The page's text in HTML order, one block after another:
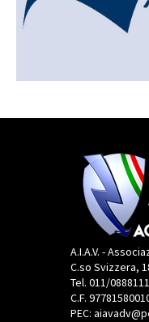
A.I.A.V. -
C.so Svizzera,
Tel. 011/0888111
C.F.
PEC: